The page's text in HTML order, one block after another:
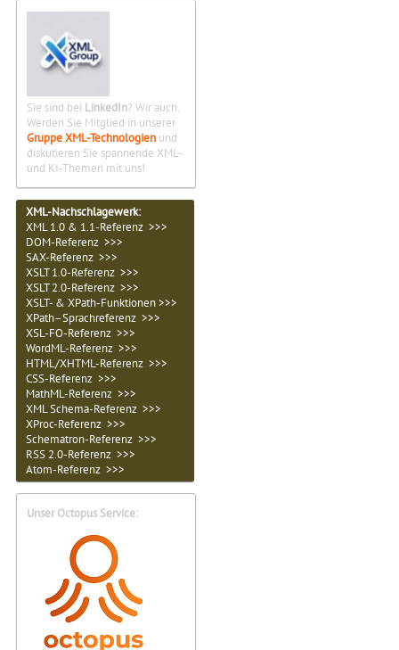
Sie sind bei LinkedIn? Wir auch.
Werden Sie Mitglied in unserer
Gruppe XML-Technologien und
diskutieren Sie spannende XML-
und KI-Themen mit uns!
XML-Nachschlagewerk:
XML 1.0 & 1.1-Referenz >>>
DOM-Referenz >>>
SAX-Referenz >>>
XSLT 1.0-Referenz >>>
XSLT 2.0-Referenz >>>
XSLT- & XPath-Funktionen >>>
XPath–Sprachreferenz >>>
XSL-FO-Referenz >>>
WordML-Referenz >>>
HTML/XHTML-Referenz >>>
CSS-Referenz >>>
MathML-Referenz >>>
XML Schema-Referenz >>>
XProc-Referenz >>>
Schematron-Referenz >>>
RSS 2.0-Referenz >>>
Atom-Referenz >>>
Unser Octopus Service: